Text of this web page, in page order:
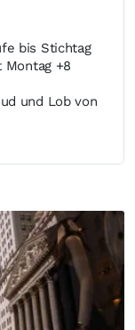
bis Stichtag
Montag +8
und Lob von